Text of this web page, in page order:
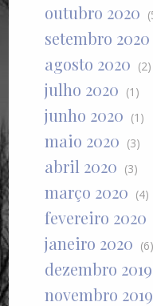
outubro 2020
setembro 2020
agosto 2020 (2)
julho 2020 (1)
junho 2020 (1)
maio 2020 (3)
abril 2020 (3)
março 2020 (4)
fevereiro 2020
janeiro 2020 (6)
dezembro 2019
novembro 2019